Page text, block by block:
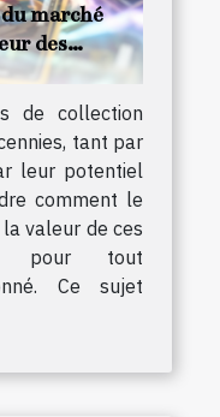
marché
des
de collection
tant par
leur potentiel
comment le
valeur de ces
pour tout
Ce sujet